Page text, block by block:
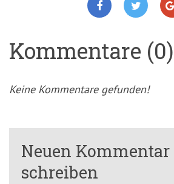
Kommentare (0)
Keine Kommentare gefunden!
Neuen Kommentar
schreiben